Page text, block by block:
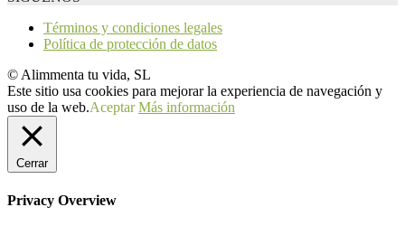
Términos y condiciones legales
Política de protección de datos
© Alimmenta tu vida, SL
Este sitio usa cookies para mejorar la experiencia de navegación y
uso de la web.Aceptar Más información
Cerrar
Privacy Overview